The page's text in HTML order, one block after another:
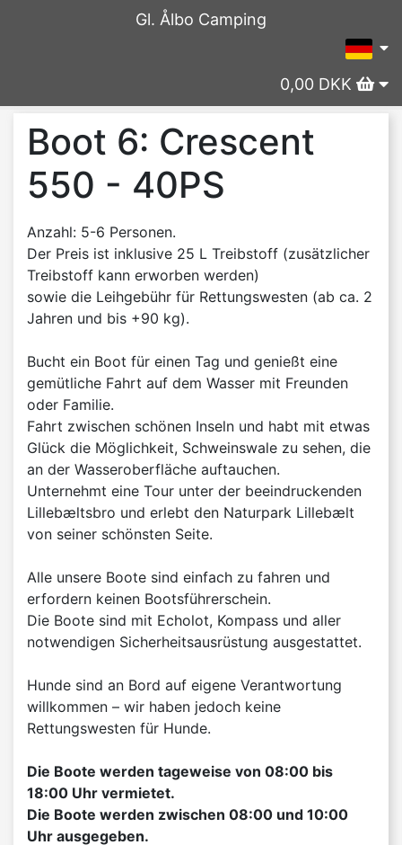
Gl. Ålbo Camping
0,00 DKK
Boot 6: Crescent
550 - 40PS
Anzahl: 5-6 Personen.
Der Preis ist inklusive 25 L Treibstoff (zusätzlicher
Treibstoff kann erworben werden)
sowie die Leihgebühr für Rettungswesten (ab ca. 2
Jahren und bis +90 kg).
Bucht ein Boot für einen Tag und genießt eine
gemütliche Fahrt auf dem Wasser mit Freunden
oder Familie.
Fahrt zwischen schönen Inseln und habt mit etwas
Glück die Möglichkeit, Schweinswale zu sehen, die
an der Wasseroberfläche auftauchen.
Unternehmt eine Tour unter der beeindruckenden
Lillebæltsbro und erlebt den Naturpark Lillebælt
von seiner schönsten Seite.
Alle unsere Boote sind einfach zu fahren und
erfordern keinen Bootsführerschein.
Die Boote sind mit Echolot, Kompass und aller
notwendigen Sicherheitsausrüstung ausgestattet.
Hunde sind an Bord auf eigene Verantwortung
willkommen – wir haben jedoch keine
Rettungswesten für Hunde.
Die Boote werden tageweise von 08:00 bis
18:00 Uhr vermietet.
Die Boote werden zwischen 08:00 und 10:00
Uhr ausgegeben.